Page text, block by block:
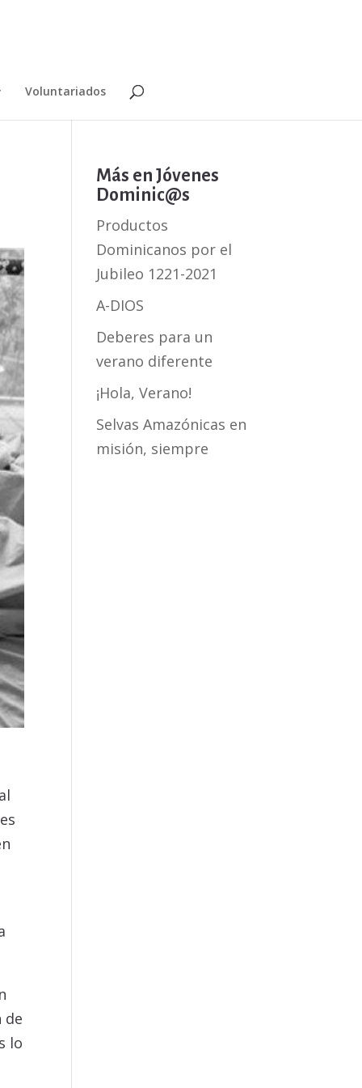
Voluntariados
de
lo
Más en Jóvenes
Dominic@s
Productos
Dominicanos por el
Jubileo 1221-2021
A-DIOS
Deberes para un
verano diferente
¡Hola, Verano!
Selvas Amazónicas en
misión, siempre